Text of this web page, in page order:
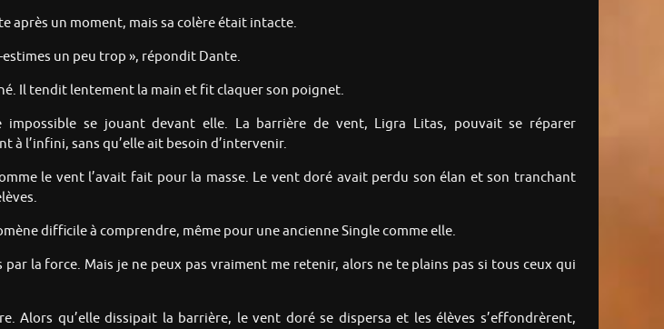
après un moment, mais sa colère était intacte.
estimes un peu trop », répondit Dante.
Il tendit lentement la main et fit claquer son poignet.
se jouant devant elle. La barrière de vent, Ligra Litas, pouvait se réparer
l’infini, sans qu’elle ait besoin d’intervenir.
le vent l’avait fait pour la masse. Le vent doré avait perdu son élan et son tranchant
difficile à comprendre, même pour une ancienne Single comme elle.
la force. Mais je ne peux pas vraiment me retenir, alors ne te plains pas si tous ceux qui
Alors qu’elle dissipait la barrière, le vent doré se dispersa et les élèves s’effondrèrent,